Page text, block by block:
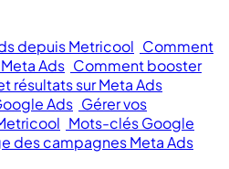
depuis Metricool Comment
Ads Comment booster
résultats sur Meta Ads
Ads Gérer vos
Mots-clés Google
des campagnes Meta Ads